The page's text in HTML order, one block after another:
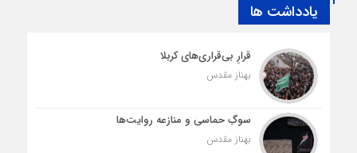
یادداشت ها
قرارِ بی‌قراری‌های کربلا
بهناز مقدس
سوگِ حماسی و منازعه روایت‌ها
بهناز مقدس